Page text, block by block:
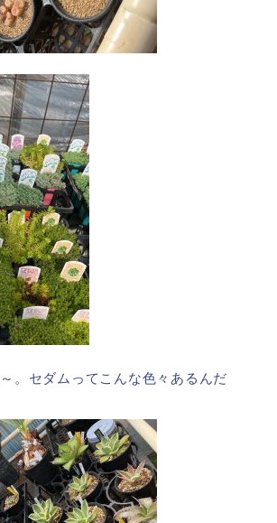
。セダムってこんな色々あるんだ